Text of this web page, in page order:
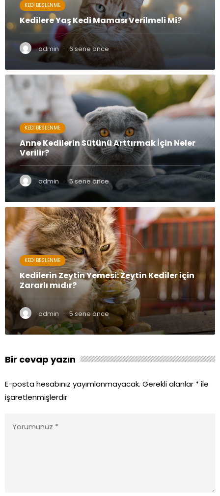
KEDI BESLENME
Kedilere Yaş Kedi Maması Verilmeli Mi?
admin · 6 sene önce
KEDI BESLENME
Anne Kedilerin Sütünü Arttırmak İçin Neler
Verilir?
admin · 5 sene önce
KEDI BESLENME
Kedilerin Zeytin Yemesi: Zeytin Kediler için
Zararlı mıdır?
admin · 5 sene önce
Bir cevap yazın
E-posta hesabınız yayımlanmayacak. Gerekli alanlar *ile
işaretlenmişlerdir